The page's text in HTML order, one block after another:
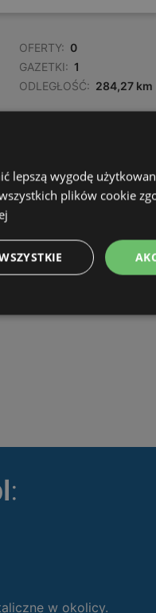
OFERTY: 0
GAZETKI: 1
ODLEGŁOŚĆ: 284,27 km
ODLEGŁOŚĆ: 286,33 km
ODLEGŁOŚĆ:
286,56 km
:
w okolicy.
lepszą wygodę
plików cookie